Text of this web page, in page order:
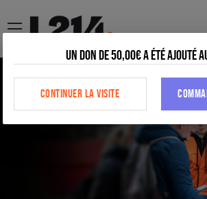
menu
Un don de 50,00€ a été ajouté
CONTINUER LA VISITE